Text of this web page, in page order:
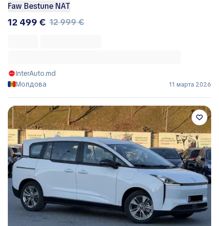
Faw Bestune NAT
12 499 € 12 999 €
InterAuto.md
Молдова
11 марта 2026